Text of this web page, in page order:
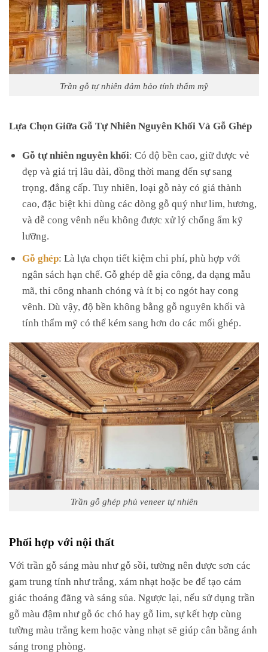
Trần gỗ tự nhiên đảm bảo tính thẩm mỹ
Lựa Chọn Giữa Gỗ Tự Nhiên Nguyên Khối Và Gỗ Ghép
Gỗ tự nhiên nguyên khối: Có độ bền cao, giữ được vẻ
đẹp và giá trị lâu dài, đồng thời mang đến sự sang
trọng, đẳng cấp. Tuy nhiên, loại gỗ này có giá thành
cao, đặc biệt khi dùng các dòng gỗ quý như lim, hương,
và dễ cong vênh nếu không được xử lý chống ẩm kỹ
lưỡng.
Gỗ ghép: Là lựa chọn tiết kiệm chi phí, phù hợp với
ngân sách hạn chế. Gỗ ghép dễ gia công, đa dạng mẫu
mã, thi công nhanh chóng và ít bị co ngót hay cong
vênh. Dù vậy, độ bền không bằng gỗ nguyên khối và
tính thẩm mỹ có thể kém sang hơn do các mối ghép.
Trần gỗ ghép phủ veneer tự nhiên
Phối hợp với nội thất
Với trần gỗ sáng màu như gỗ sồi, tường nên được sơn các
gam trung tính như trắng, xám nhạt hoặc be để tạo cảm
giác thoáng đãng và sáng sủa. Ngược lại, nếu sử dụng trần
gỗ màu đậm như gỗ óc chó hay gỗ lim, sự kết hợp cùng
tường màu trắng kem hoặc vàng nhạt sẽ giúp cân bằng ánh
sáng trong phòng.